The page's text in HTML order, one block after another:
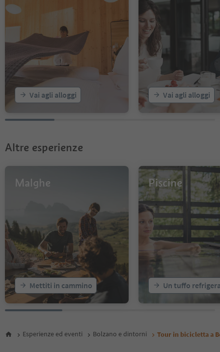
Vai agli alloggi Vai agli alloggi
Altre esperienze
Malghe
Mettiti in cammino
Piscine
Un tuffo
Esperienze ed eventi Bolzano e dintorni Tour in bicicletta a